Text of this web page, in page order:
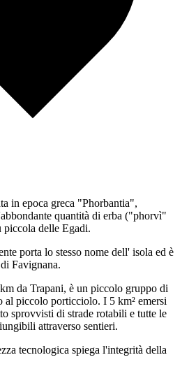
in epoca greca "Phorbantia",
quantità di erba ("phorvì"
delle Egadi.
porta lo stesso nome dell' isola ed è
Favignana.
da Trapani, è un piccolo gruppo di
al piccolo porticciolo. I 5 km² emersi
sprovvisti di strade rotabili e tutte le
attraverso sentieri.
tecnologica spiega l'integrità della